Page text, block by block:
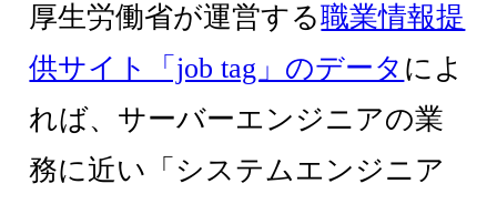
厚生労働省が運営する職業情報提
供サイト「job tag」のデータ によ
れば、サーバーエンジニアの業
務に近い「システムエンジニア